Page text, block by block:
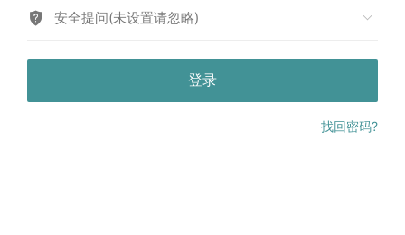
安全提问(未设置请忽略)
登录
找回密码?